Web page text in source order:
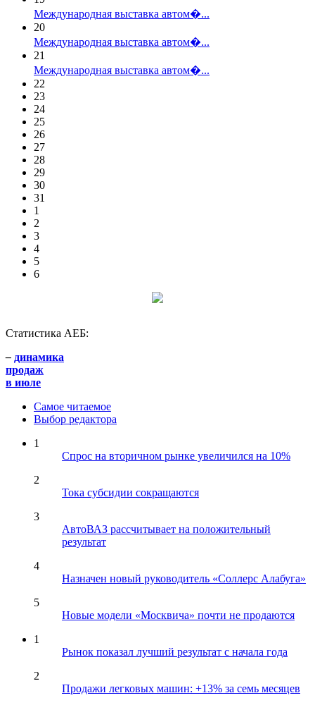
Международная выставка автом�...
20
Международная выставка автом�...
21
Международная выставка автом�...
22
23
24
25
26
27
28
29
30
31
1
2
3
4
5
6
Статистика АЕБ:
– динамика
продаж
в июле
Самое читаемое
Выбор редактора
1
Спрос на вторичном рынке увеличился на 10%
2
Тока субсидии сокращаются
3
АвтоВАЗ рассчитывает на положительный
результат
4
Назначен новый руководитель «Соллерс Алабуга»
5
Новые модели «Москвича» почти не продаются
1
Рынок показал лучший результат с начала года
2
Продажи легковых машин: +13% за семь месяцев